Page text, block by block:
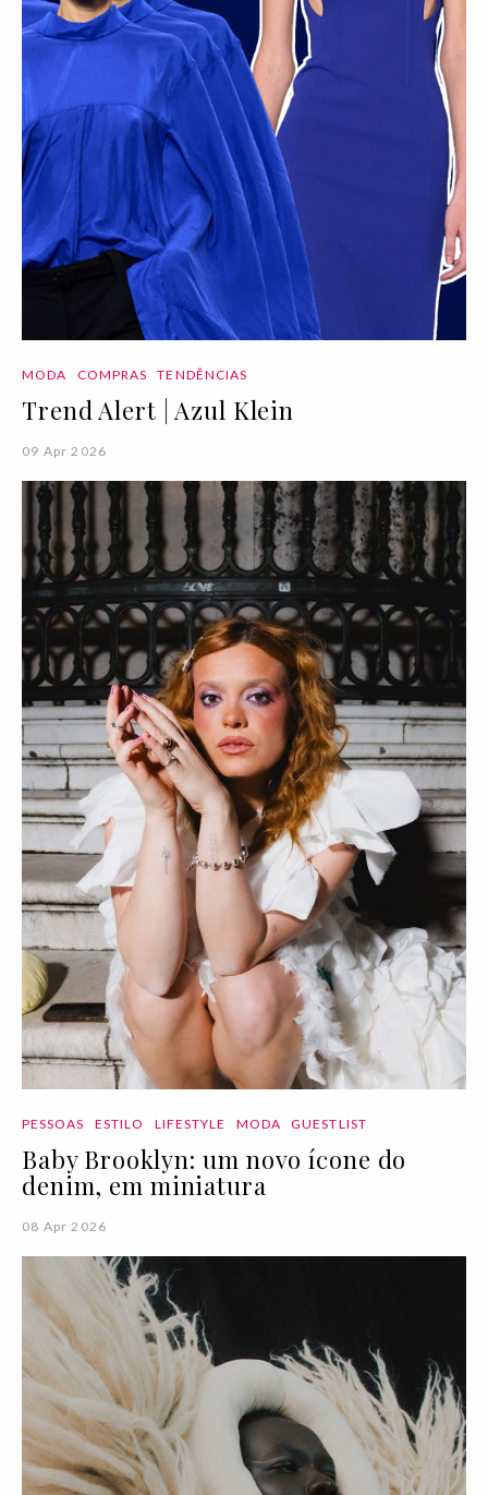
MODA COMPRAS TENDÊNCIAS
Trend Alert | Azul Klein
09 Apr 2026
PESSOAS ESTILO LIFESTYLE MODA GUESTLIST
Baby Brooklyn: um novo ícone do
denim, em miniatura
08 Apr 2026